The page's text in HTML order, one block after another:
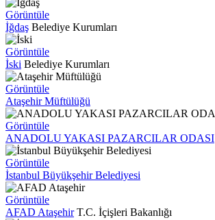
Görüntüle
İğdaş Belediye Kurumları
Görüntüle
İski Belediye Kurumları
Görüntüle
Ataşehir Müftülüğü
Görüntüle
ANADOLU YAKASI PAZARCILAR ODASI
Görüntüle
İstanbul Büyükşehir Belediyesi
Görüntüle
AFAD Ataşehir T.C. İçişleri Bakanlığı